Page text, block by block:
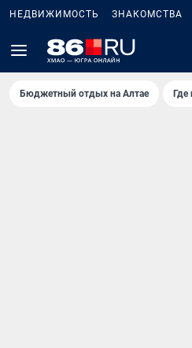
НЕДВИЖИМОСТЬ ЗНАКОМСТВА
Бюджетный отдых на Алтае